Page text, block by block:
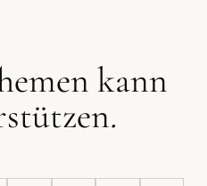
kann
.